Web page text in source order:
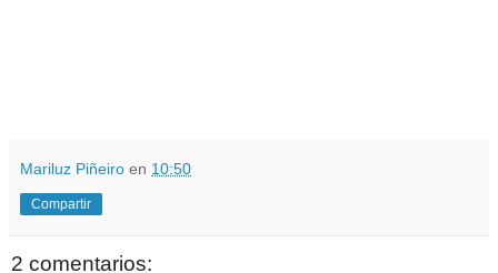
Mariluz Piñeiro en 10:50
Compartir
2 comentarios: